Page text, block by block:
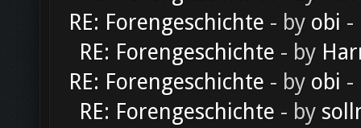
RE: Forengeschichte - by obi -
RE: Forengeschichte - by
RE: Forengeschichte - by obi -
RE: Forengeschichte - by